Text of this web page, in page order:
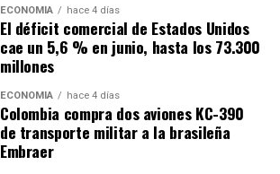
ECONOMÍA hace 4 días
El déficit comercial de Estados Unidos
cae un 5,6 % en junio, hasta los 73.300
millones
ECONOMÍA hace 4 días
Colombia compra dos aviones KC-390
de transporte militar a la brasileña
Embraer